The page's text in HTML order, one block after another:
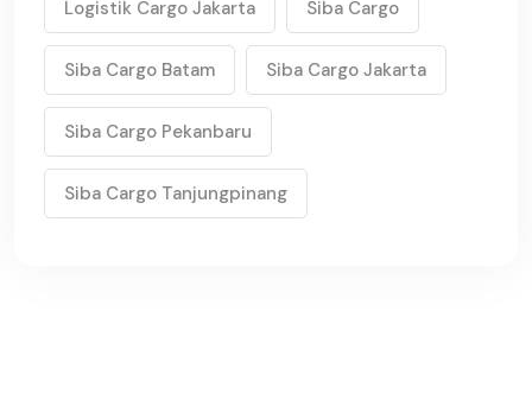
Logistik Cargo Jakarta Siba Cargo
Siba Cargo Batam Siba Cargo Jakarta
Siba Cargo Pekanbaru
Siba Cargo Tanjungpinang